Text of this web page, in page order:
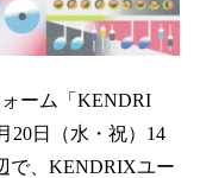
ーム「KENDRI
20日（水・祝）14
で、KENDRIXユー